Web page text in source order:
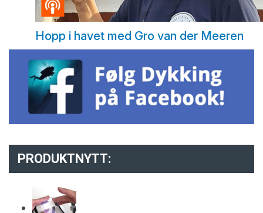
Hopp i havet med Gro van der Meeren
PRODUKTNYTT: